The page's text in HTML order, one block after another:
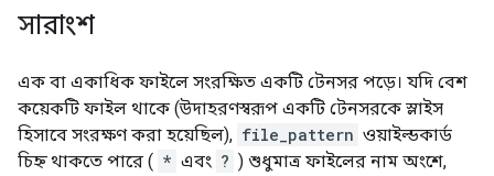
সারাংশ
এক বা একাধিক ফাইলে সংরক্ষিত একটি টেনসর পড়ে। যদি বেশ
কয়েকটি ফাইল থাকে (উদাহরণস্বরূপ একটি টেনসরকে স্লাইস
হিসাবে সংরক্ষণ করা হয়েছিল), file_pattern ওয়াইল্ডকার্ড
চিহ্ন থাকতে পারে ( * এবং ? ) শুধুমাত্র ফাইলের নাম অংশে,